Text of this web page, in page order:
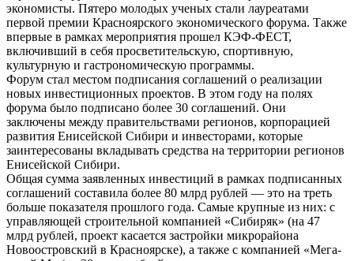
экономисты. Пятеро молодых ученых стали лауреатами
первой премии Красноярского экономического форума. Также
впервые в рамках мероприятия прошел КЭФ-ФЕСТ,
включивший в себя просветительскую, спортивную,
культурную и гастрономическую программы.
Форум стал местом подписания соглашений о реализации
новых инвестиционных проектов. В этом году на полях
форума было подписано более 30 соглашений. Они
заключены между правительствами регионов, корпорацией
развития Енисейской Сибири и инвесторами, которые
заинтересованы вкладывать средства на территории регионов
Енисейской Сибири.
Общая сумма заявленных инвестиций в рамках подписанных
соглашений составила более 80 млрд рублей — это на треть
больше показателя прошлого года. Самые крупные из них: с
управляющей строительной компанией «Сибиряк» (на 47
млрд рублей, проект касается застройки микрорайона
Новоостровский в Красноярске), а также с компанией «Мега-